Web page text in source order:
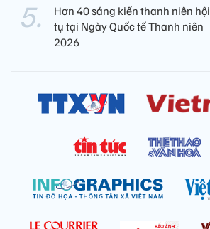
Hơn 40 sáng kiến thanh niên hội
tụ tại Ngày Quốc tế Thanh niên
2026